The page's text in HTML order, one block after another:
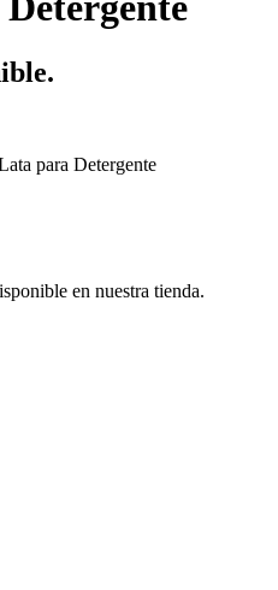
para Detergente
en nuestra tienda.